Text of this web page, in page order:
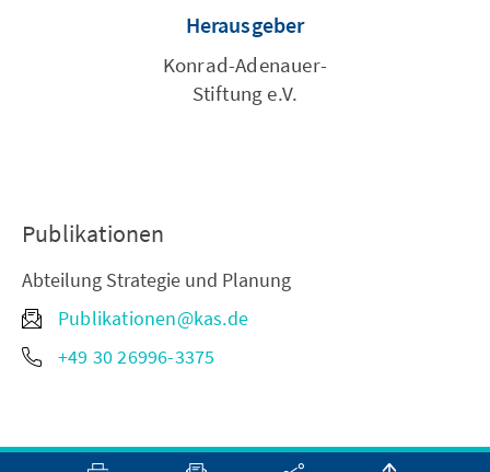
Herausgeber
Konrad-Adenauer-
Stiftung e.V.
Publikationen
Abteilung Strategie und Planung
Publikationen@kas.de
+49 30 26996-3375